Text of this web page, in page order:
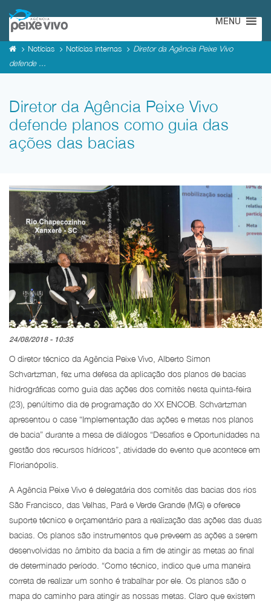
MENU
Notícias Notícias internas
Diretor da Agência Peixe Vivo
defende ...
Diretor da Agência Peixe Vivo
defende planos como guia das
ações das bacias
24/08/2018 - 10:35
O diretor técnico da Agência Peixe Vivo, Alberto Simon
Schvartzman, fez uma defesa da aplicação dos planos de bacias
hidrográficas como guia das ações dos comitês nesta quinta-feira
(23), penúltimo dia de programação do XX ENCOB. Schvartzman
apresentou o case “Implementação das ações e metas nos planos
de bacia” durante a mesa de diálogos “Desafios e Oportunidades na
gestão dos recursos hídricos”, atividade do evento que acontece em
Florianópolis.
A Agência Peixe Vivo é delegatária dos comitês das bacias dos rios
São Francisco, das Velhas, Pará e Verde Grande (MG) e oferece
suporte técnico e orçamentário para a realização das ações das duas
bacias. Os planos são instrumentos que preveem as ações a serem
desenvolvidas no âmbito da bacia a fim de atingir as metas ao final
de determinado período. “Como técnico, indico que uma maneira
correta de realizar um sonho é trabalhar por ele. Os planos são o
mapa do caminho para atingir as nossas metas. Claro que existem